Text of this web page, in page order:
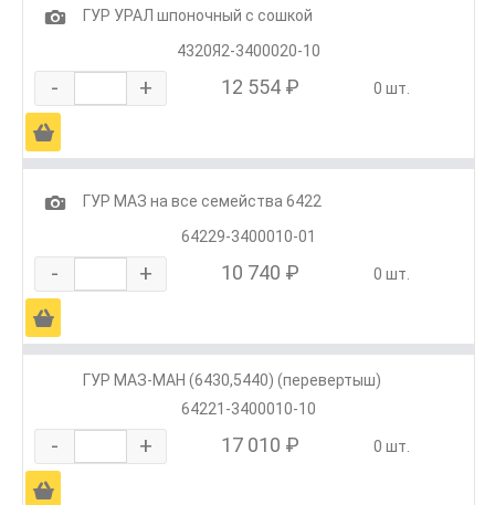
1
ГУР УРАЛ шпоночный с сошкой
4320Я2-3400020-10
- + 12 554 ₽ 0 шт.
Ä
1
ГУР МАЗ на все семейства 6422
64229-3400010-01
- + 10 740 ₽ 0 шт.
Ä
ГУР МАЗ-МАН (6430,5440) (перевертыш)
64221-3400010-10
- + 17 010 ₽ 0 шт.
Ä